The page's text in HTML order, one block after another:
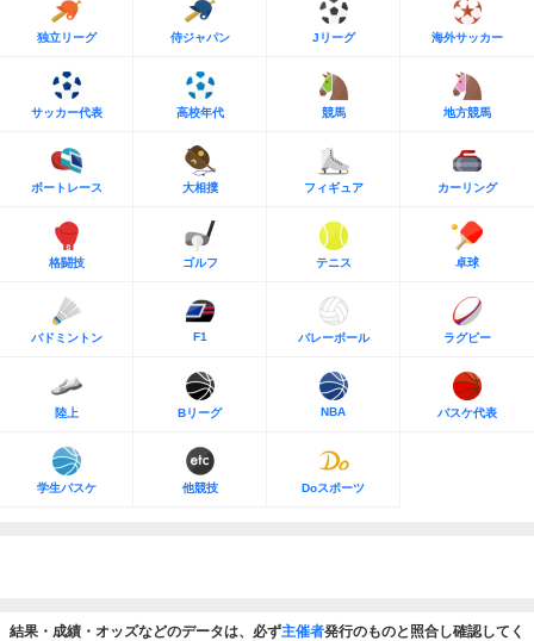
独立リーグ 侍ジャパン Jリーグ 海外サッカー
サッカー代表 高校年代 競馬 地方競馬
ボートレース 大相撲 フィギュア カーリング
格闘技 ゴルフ テニス 卓球
バドミントン F1 バレーボール ラグビー
陸上 Bリーグ NBA バスケ代表
学生バスケ 他競技 Doスポーツ
結果・成績・オッズなどのデータは、必ず主催者発行のものと照合し確認してく